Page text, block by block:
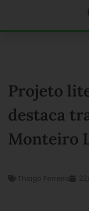
Projeto
destaca
Monteiro
Thiago Ferreira